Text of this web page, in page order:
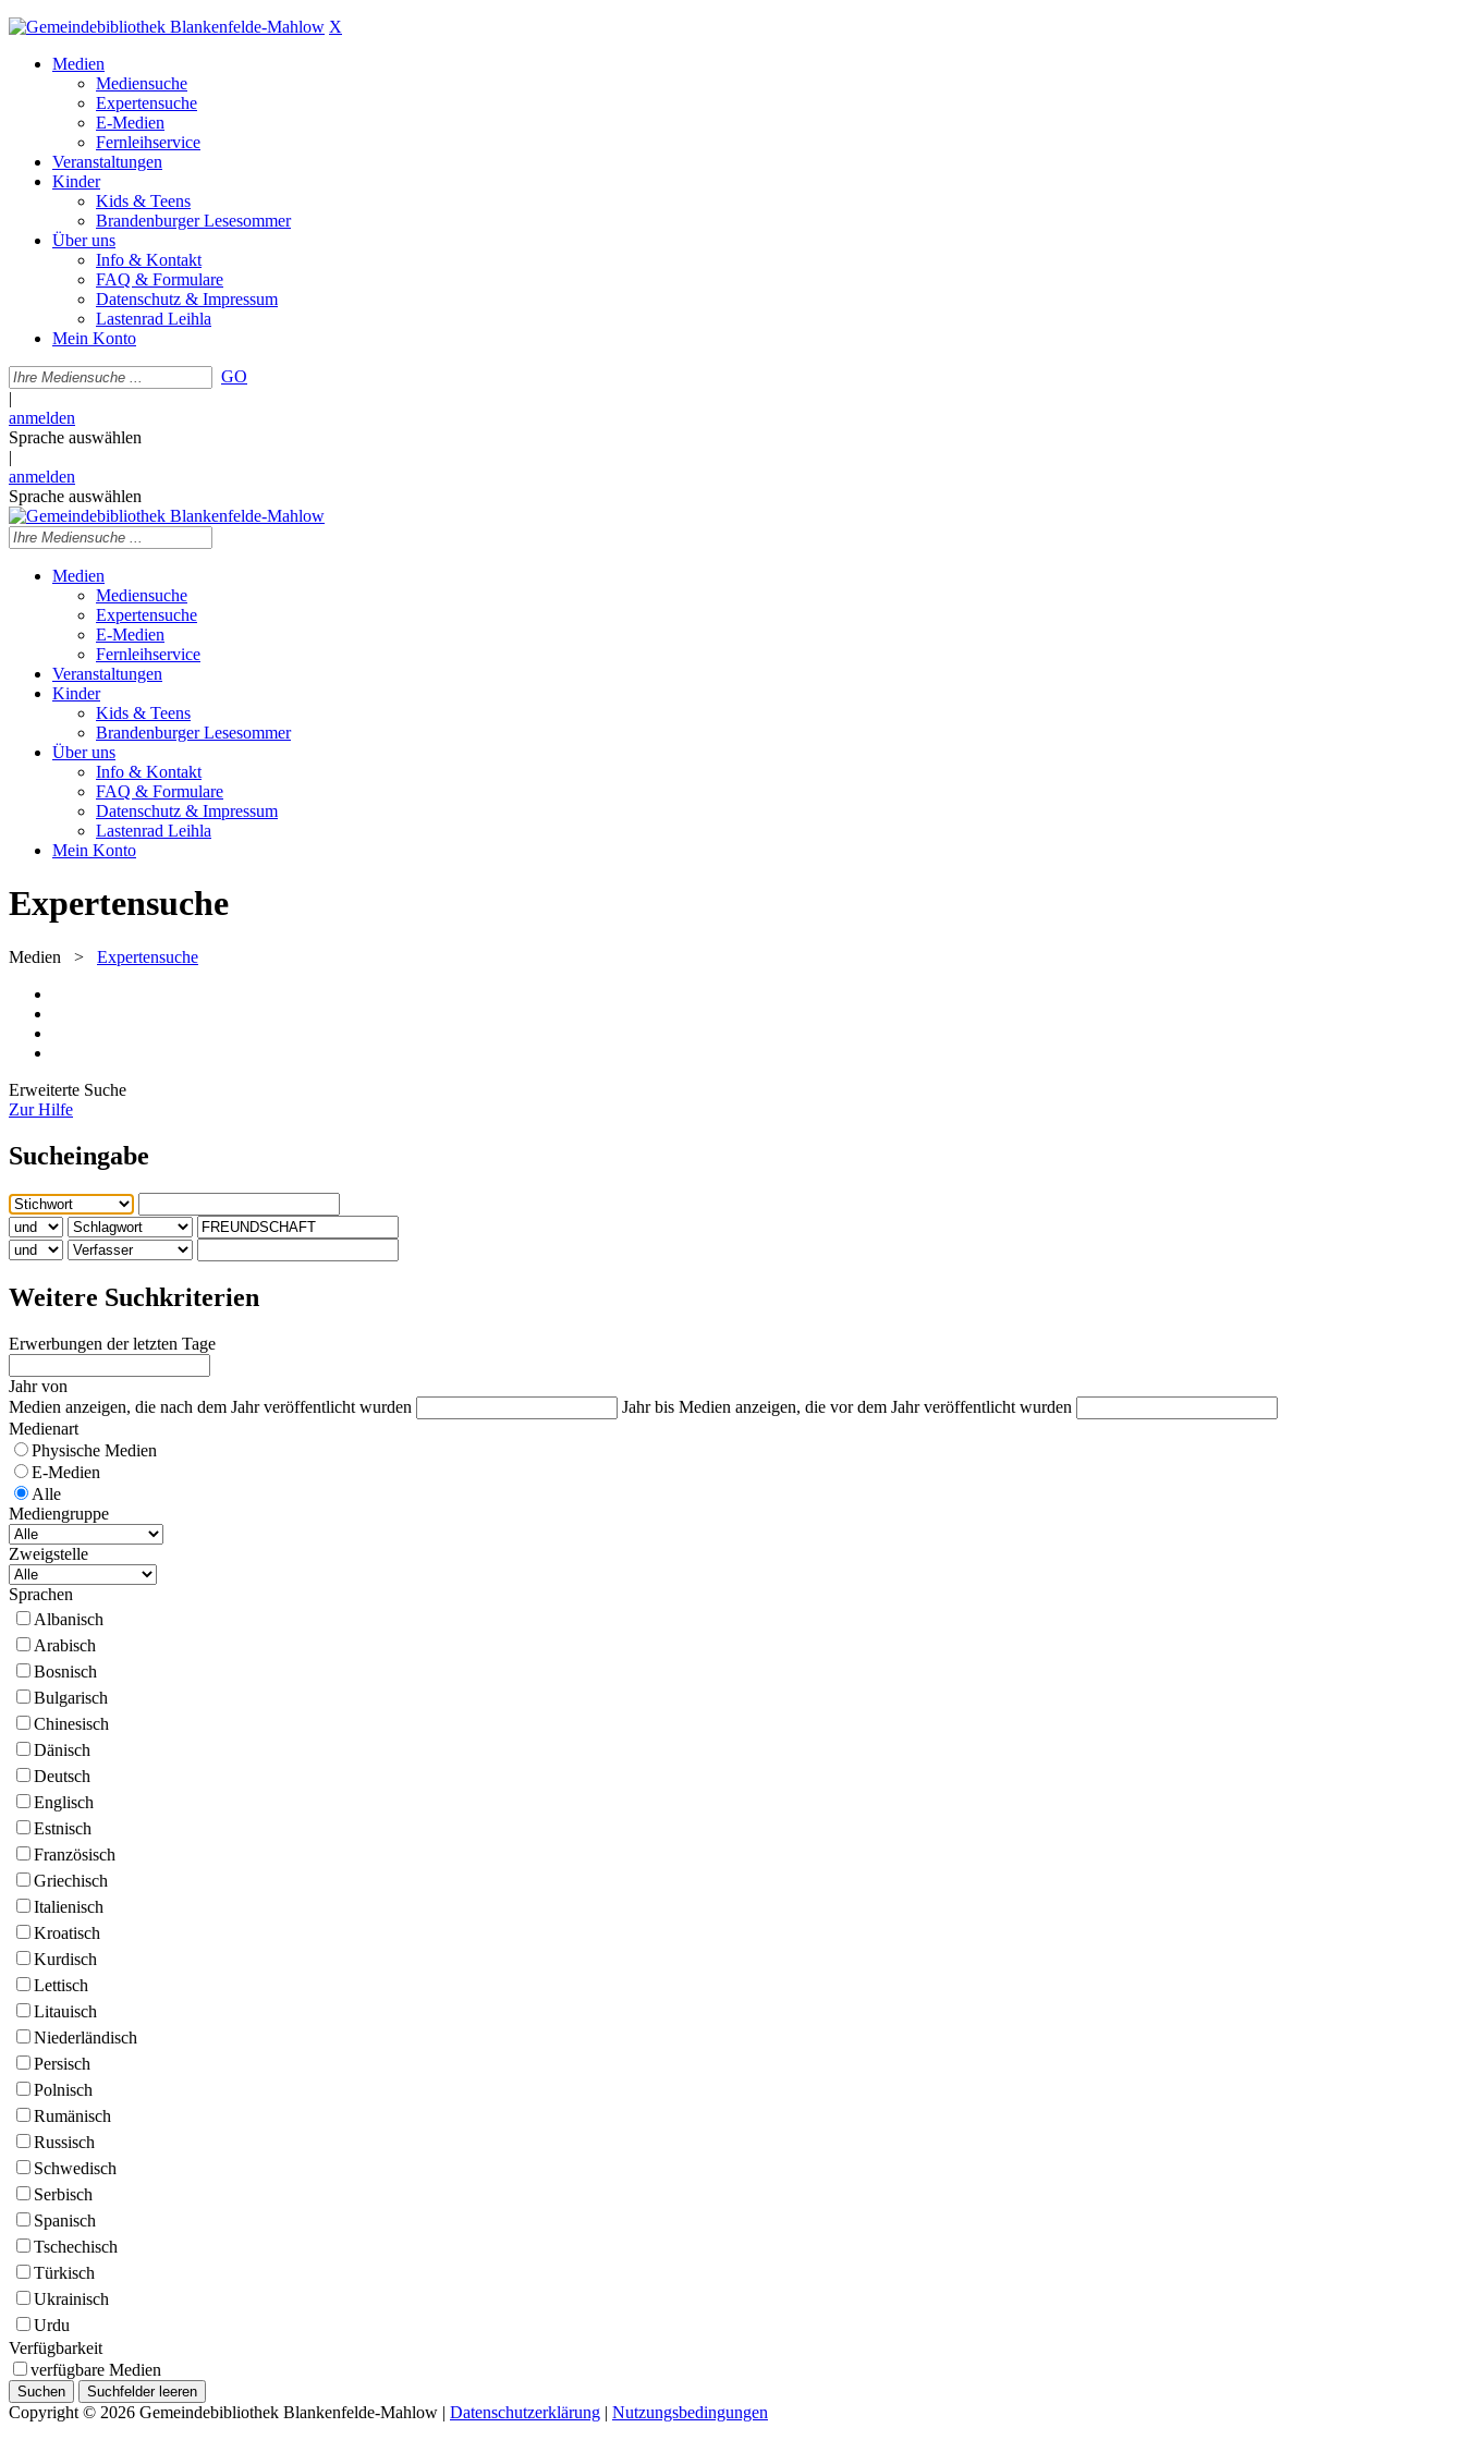
X
Medien
Mediensuche
Expertensuche
E-Medien
Fernleihservice
Veranstaltungen
Kinder
Kids & Teens
Brandenburger Lesesommer
Über uns
Info & Kontakt
FAQ & Formulare
Datenschutz & Impressum
Lastenrad Leihla
Mein Konto
GO
|
anmelden
Sprache auswählen
|
anmelden
Sprache auswählen
Medien
Mediensuche
Expertensuche
E-Medien
Fernleihservice
Veranstaltungen
Kinder
Kids & Teens
Brandenburger Lesesommer
Über uns
Info & Kontakt
FAQ & Formulare
Datenschutz & Impressum
Lastenrad Leihla
Mein Konto
Expertensuche
Medien > Expertensuche
Erweiterte Suche
Zur Hilfe
Sucheingabe
Weitere Suchkriterien
Erwerbungen der letzten Tage
Jahr von
Medien anzeigen, die nach dem Jahr veröffentlicht wurden
Jahr bis Medien anzeigen, die vor dem Jahr veröffentlicht wurden
Medienart
Physische Medien
E-Medien
Alle
Mediengruppe
Zweigstelle
Sprachen
Albanisch
Arabisch
Bosnisch
Bulgarisch
Chinesisch
Dänisch
Deutsch
Englisch
Estnisch
Französisch
Griechisch
Italienisch
Kroatisch
Kurdisch
Lettisch
Litauisch
Niederländisch
Persisch
Polnisch
Rumänisch
Russisch
Schwedisch
Serbisch
Spanisch
Tschechisch
Türkisch
Ukrainisch
Urdu
Verfügbarkeit
verfügbare Medien
Copyright © 2026 Gemeindebibliothek Blankenfelde-Mahlow | Datenschutzerklärung | Nutzungsbedingungen